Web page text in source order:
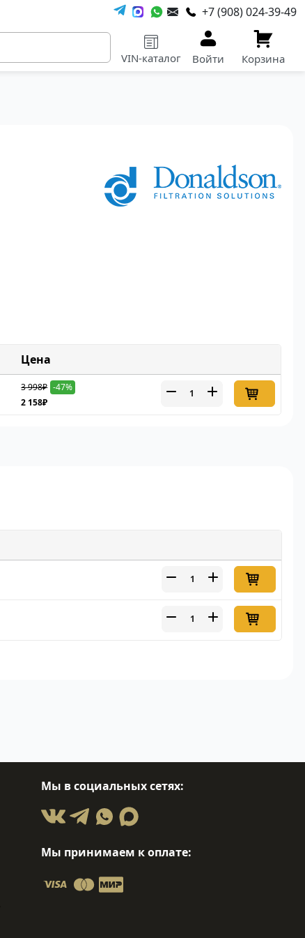
+7 (908) 024-39-49
VIN-каталог Войти Корзина
Цена
3 998₽ -47%
2 158₽
Мы в социальных сетях:
Мы принимаем к оплате: